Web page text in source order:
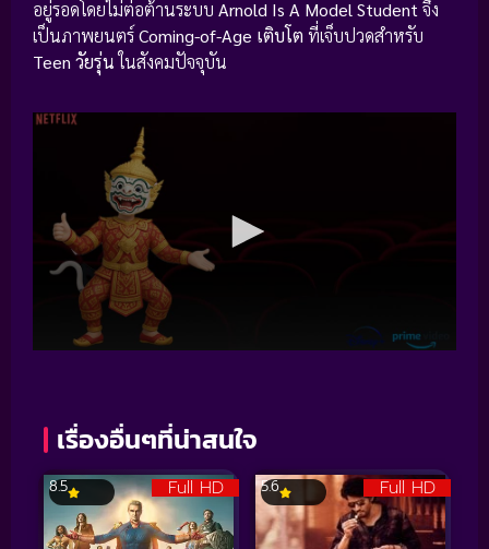
อยู่รอดโดยไม่ต่อต้านระบบ Arnold Is A Model Student จึง
เป็นภาพยนตร์Coming-of-Age เติบโต ที่เจ็บปวดสำหรับ
Teen วัยรุ่นในสังคมปัจจุบัน
เรื่องอื่นๆที่น่าสนใจ
Full HD
8.5 Full HD
5.6